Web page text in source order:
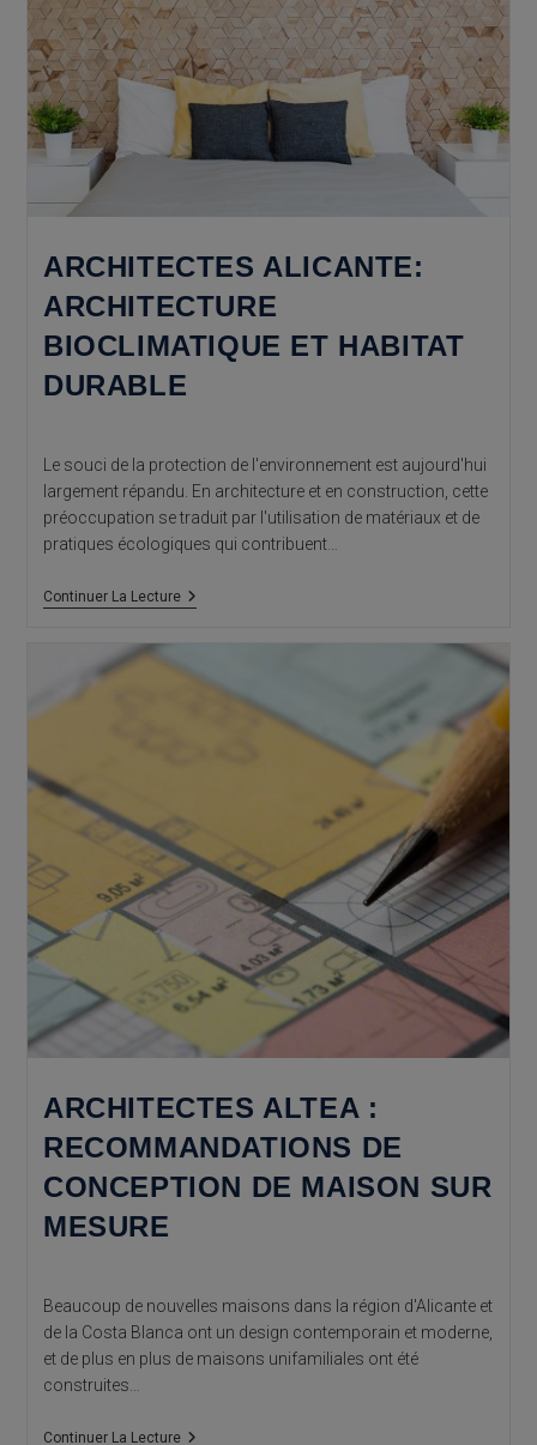
ARCHITECTES ALICANTE:
ARCHITECTURE
BIOCLIMATIQUE ET HABITAT
DURABLE
Le souci de la protection de l'environnement est aujourd'hui
largement répandu. En architecture et en construction, cette
préoccupation se traduit par l'utilisation de matériaux et de
pratiques écologiques qui contribuent…
Continuer La LectureArchitectes
Et
Habitat
ARCHITECTES ALTEA :
RECOMMANDATIONS DE
CONCEPTION DE MAISON SUR
MESURE
Beaucoup de nouvelles maisons dans la région d'Alicante et
de la Costa Blanca ont un design contemporain et moderne,
et de plus en plus de maisons unifamiliales ont été
construites…
Continuer La LectureArchitectes